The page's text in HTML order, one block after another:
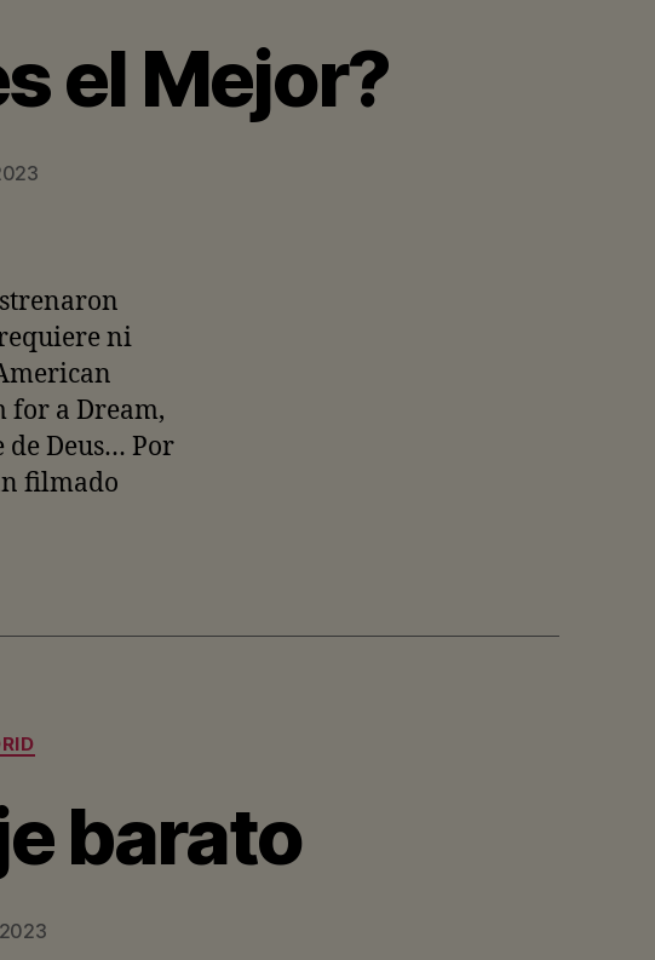
el Mejor?
ni
for a Dream,
de Deus… Por
filmado
barato